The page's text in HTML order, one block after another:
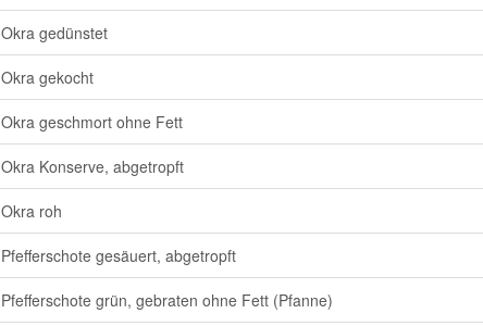
Okra gedünstet
Okra gekocht
Okra geschmort ohne Fett
Okra Konserve, abgetropft
Okra roh
Pfefferschote gesäuert, abgetropft
Pfefferschote grün, gebraten ohne Fett (Pfanne)